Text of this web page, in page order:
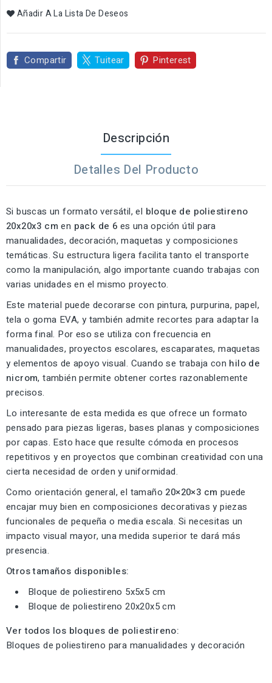
Añadir A La Lista De Deseos
Compartir Tuitear Pinterest
Descripción
Detalles Del Producto
Si buscas un formato versátil, el bloque de poliestireno
20x20x3 cm en pack de 6 es una opción útil para
manualidades, decoración, maquetas y composiciones
temáticas. Su estructura ligera facilita tanto el transporte
como la manipulación, algo importante cuando trabajas con
varias unidades en el mismo proyecto.
Este material puede decorarse con pintura, purpurina, papel,
tela o goma EVA, y también admite recortes para adaptar la
forma final. Por eso se utiliza con frecuencia en
manualidades, proyectos escolares, escaparates, maquetas
y elementos de apoyo visual. Cuando se trabaja con hilo de
nicrom, también permite obtener cortes razonablemente
precisos.
Lo interesante de esta medida es que ofrece un formato
pensado para piezas ligeras, bases planas y composiciones
por capas. Esto hace que resulte cómoda en procesos
repetitivos y en proyectos que combinan creatividad con una
cierta necesidad de orden y uniformidad.
Como orientación general, el tamaño 20×20×3 cm puede
encajar muy bien en composiciones decorativas y piezas
funcionales de pequeña o media escala. Si necesitas un
impacto visual mayor, una medida superior te dará más
presencia.
Otros tamaños disponibles:
Bloque de poliestireno 5x5x5 cm
Bloque de poliestireno 20x20x5 cm
Ver todos los bloques de poliestireno:
Bloques de poliestireno para manualidades y decoración